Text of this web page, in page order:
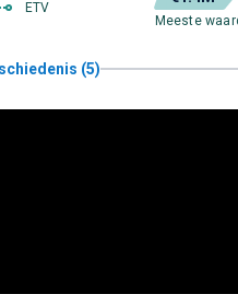
ETV
Meeste
(5)